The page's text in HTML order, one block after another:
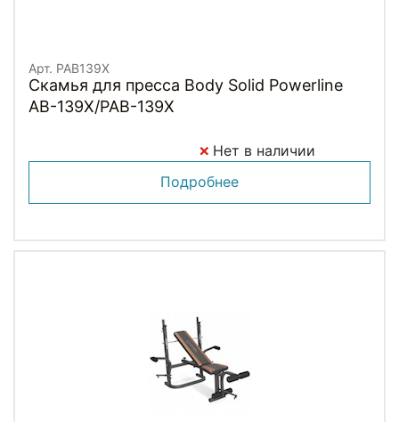
Арт. PAB139X
Скамья для пресса Body Solid Powerline
AB-139X/PAB-139X
Нет в наличии
Подробнее